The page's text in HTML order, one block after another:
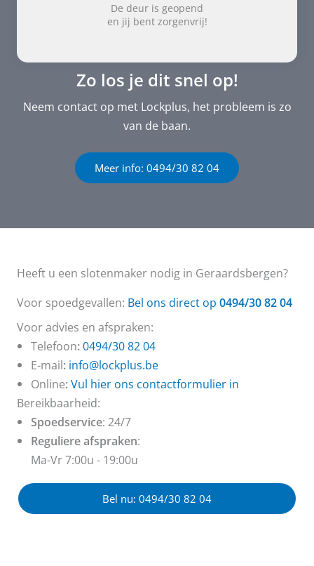
De deur is geopend
en jij bent zorgenvrij!
Zo los je dit snel op!
Neem contact op met Lockplus, het probleem is zo
van de baan.
Meer info: 0494/30 82 04
Heeft u een slotenmaker nodig in Geraardsbergen?
Voor spoedgevallen: Bel ons direct op 0494/30 82 04
Voor advies en afspraken:
Telefoon:0494/30 82 04
E-mail: info@lockplus.be
Online:Vul hier ons contactformulier in
Bereikbaarheid:
Spoedservice: 24/7
Reguliere afspraken:
Ma-Vr 7:00u - 19:00u
Bel nu: 0494/30 82 04